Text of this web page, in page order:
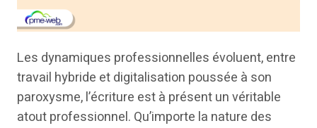
Les dynamiques professionnelles évoluent, entre
travail hybride et digitalisation poussée à son
paroxysme, l’écriture est à présent un véritable
atout professionnel. Qu’importe la nature des